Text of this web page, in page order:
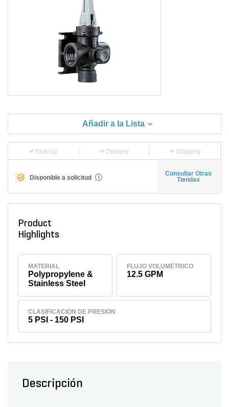
Añadir a la Lista
Pick-Up Delivery Shipping
Disponible a solicitud i
Consultar Otras
Tiendas
Product
Highlights
MATERIAL
Polypropylene &
Stainless Steel
FLUJO VOLUMÉTRICO
12.5 GPM
CLASIFICACIÓN DE PRESIÓN
5 PSI - 150 PSI
Descripción